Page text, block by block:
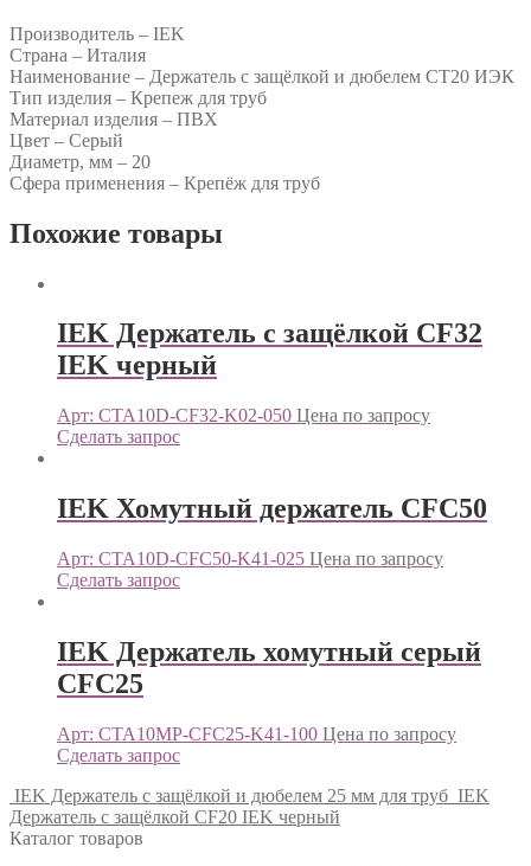
Производитель – IEK
Страна – Италия
Наименование – Держатель с защёлкой и дюбелем CT20 ИЭК
Тип изделия – Крепеж для труб
Материал изделия – ПВХ
Цвет – Серый
Диаметр, мм – 20
Сфера применения – Крепёж для труб
Похожие товары
IEK Держатель с защёлкой CF32
IEK черный
Арт: CTA10D-CF32-K02-050 Цена по запросу
Сделать запрос
IEK Хомутный держатель CFC50
Арт: CTA10D-CFC50-K41-025 Цена по запросу
Сделать запрос
IEK Держатель хомутный серый
CFC25
Арт: CTA10MP-CFC25-K41-100 Цена по запросу
Сделать запрос
IEK Держатель с защёлкой и дюбелем 25 мм для труб IEK
Держатель с защёлкой CF20 IEK черный
Каталог товаров